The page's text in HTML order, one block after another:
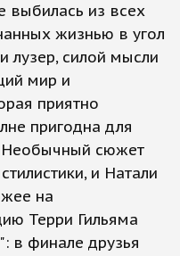
выбилась из всех
жизнью в угол
лузер, силой мысли
мир и
приятно
пригодна для
Необычный сюжет
и Натали
на
Терри Гильяма
в финале друзья